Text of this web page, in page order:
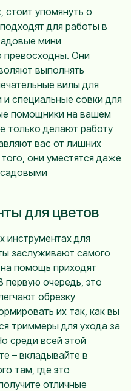
стоит упомянуть о
для работы в
мини
превосходны. Они
выполнять
вилы для
специальные совки для
помощники на вашем
только делают работу
вас от лишних
они уместятся даже
для цветов
инструментах для
заслуживают самого
помощь приходят
первую очередь, это
обрезку
их так, как вы
триммеры для ухода за
среди всей этой
– вкладывайте в
там, где это
отличные